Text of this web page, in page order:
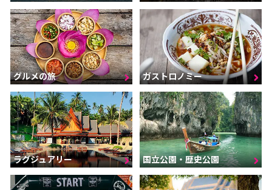
グルメの旅 ガストロノミー
ラグジュアリー 国立公園・歴史公園